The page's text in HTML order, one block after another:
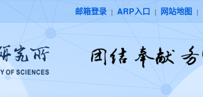
邮箱登录 | ARP入口 | 网站地图 |